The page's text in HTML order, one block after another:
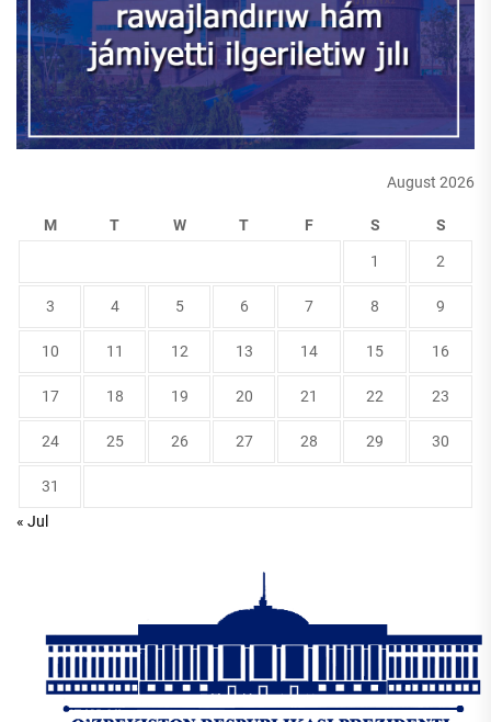
August 2026
M T W T F S S
1 2
3 4 5 6 7 8 9
10 11 12 13 14 15 16
17 18 19 20 21 22 23
24 25 26 27 28 29 30
31
« Jul